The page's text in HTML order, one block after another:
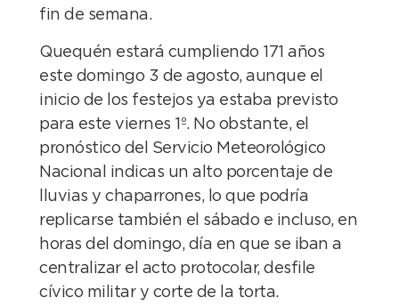
fin de semana.
Quequén estará cumpliendo 171 años
este domingo 3 de agosto, aunque el
inicio de los festejos ya estaba previsto
para este viernes 1º. No obstante, el
pronóstico del Servicio Meteorológico
Nacional indicas un alto porcentaje de
lluvias y chaparrones, lo que podría
replicarse también el sábado e incluso, en
horas del domingo, día en que se iban a
centralizar el acto protocolar, desfile
cívico militar y corte de la torta.